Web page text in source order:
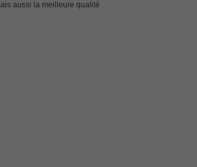
aussi la meilleure qualité